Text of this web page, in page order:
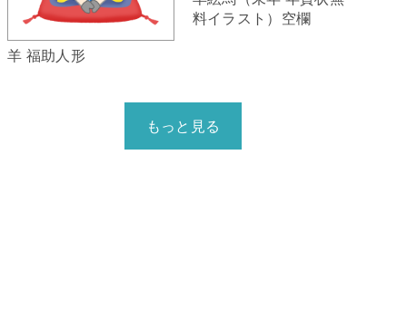
羊 福助人形
料イラスト）空欄
もっと見る